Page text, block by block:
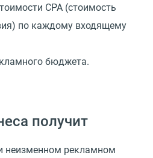
CPA (стоимость
по каждому входящему
бюджета.
получит
неизменном рекламном